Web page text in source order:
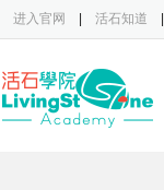
进入官网 活石知道